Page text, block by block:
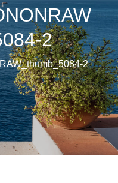
2
2